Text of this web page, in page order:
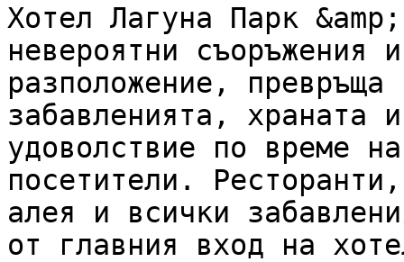
Хотел Лагуна Парк
невероятни съоръжения
разположение,
забавленията, храната
удоволствие по време
посетители.
алея и всички
от главния вход на